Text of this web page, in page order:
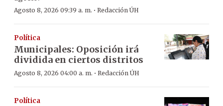
Agosto 8, 2026 09:39 a. m. · Redacción ÚH
Política
Municipales: Oposición irá
dividida en ciertos distritos
Agosto 8, 2026 04:00 a. m. · Redacción ÚH
Política